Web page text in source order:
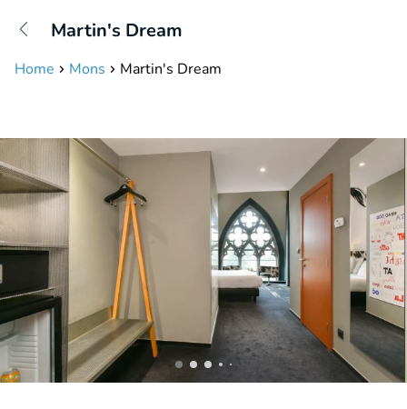
Martin's Dream
Home Mons Martin's Dream